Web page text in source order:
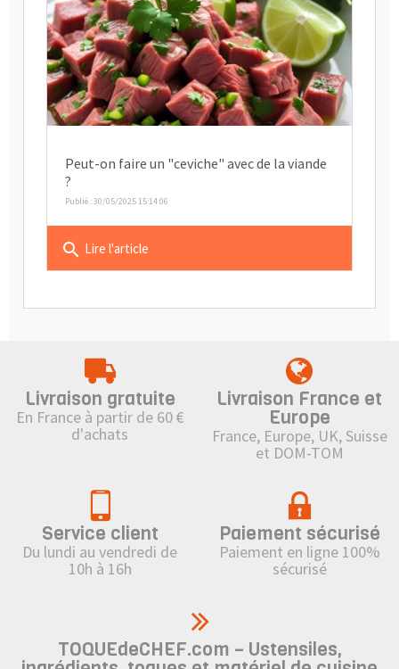
Peut-on faire un "ceviche" avec de la viande
?
Publié : 30/05/2025 15:14:06
search Lire l'article
Livraison gratuite
En France à partir de 60 €
d'achats
Livraison France et
Europe
France, Europe, UK, Suisse
et DOM-TOM
Service client
Du lundi au vendredi de
10h à 16h
Paiement sécurisé
Paiement en ligne 100%
sécurisé
TOQUEdeCHEF.com – Ustensiles,